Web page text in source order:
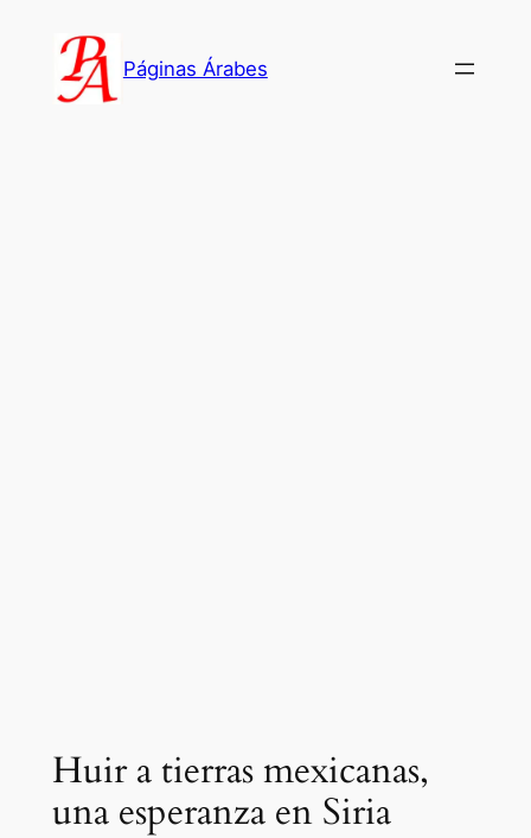
contenido
Páginas Árabes
Huir a tierras mexicanas,
una esperanza en Siria